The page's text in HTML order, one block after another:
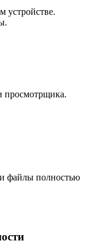
устройстве.
просмотрщика.
файлы полностью